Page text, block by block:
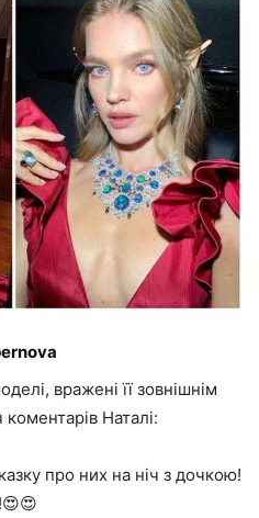
вражені її зовнішнім
Наталі:
про них на ніч з дочкою!